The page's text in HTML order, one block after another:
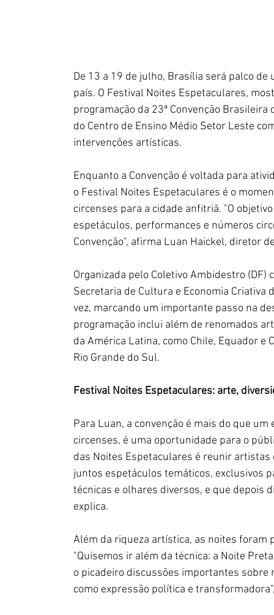
De 13 a 19 de julho, Brasília será palco
país. O Festival Noites Espetaculares,
programação da 23ª Convenção Brasileira
do Centro de Ensino Médio Setor Leste
intervenções artísticas.
Enquanto a Convenção é voltada para
o Festival Noites Espetaculares é o
circenses para a cidade anfitriã. "O
espetáculos, performances e números
Convenção", afirma Luan Haickel, diretor
Organizada pelo Coletivo Ambidestro
Secretaria de Cultura e Economia Criativa
vez, marcando um importante passo na
programação inclui além de renomados
da América Latina, como Chile, Equador
Rio Grande do Sul.
Festival Noites Espetaculares: arte,
Para Luan, a convenção é mais do que
circenses, é uma oportunidade para o
das Noites Espetaculares é reunir
juntos espetáculos temáticos, exclusivos
técnicas e olhares diversos, e que depois
explica.
Além da riqueza artística, as noites foram
"Quisemos ir além da técnica: a Noite
o picadeiro discussões importantes
como expressão política e